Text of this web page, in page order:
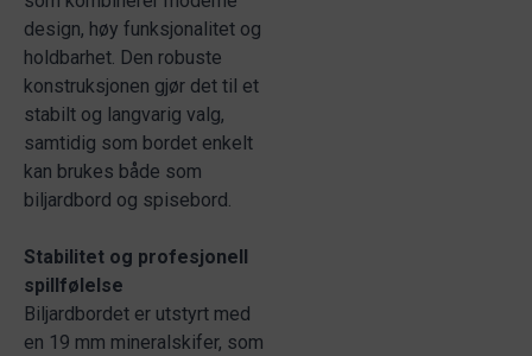
design, høy funksjonalitet og
holdbarhet. Den robuste
konstruksjonen gjør det til et
stabilt og langvarig valg,
samtidig som bordet enkelt
kan brukes både som
biljardbord og spisebord.
Stabilitet og profesjonell
spillfølelse
Biljardbordet er utstyrt med
en 19 mm mineralskifer, som